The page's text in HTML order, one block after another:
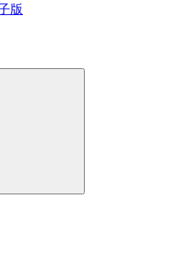
版